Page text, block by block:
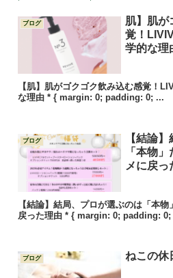
ブログ
肌】肌が
覚！
学的な理
【肌】肌がゴクゴク飲み込む感覚！
な理由 * { margin: 0; padding: 0; ...
ブログ
【結論
「本物
メに戻っ
【結論】結局、プロが選ぶのは「本
戻った理由 * { margin: 0; padding: 0;
ブログ ねこの